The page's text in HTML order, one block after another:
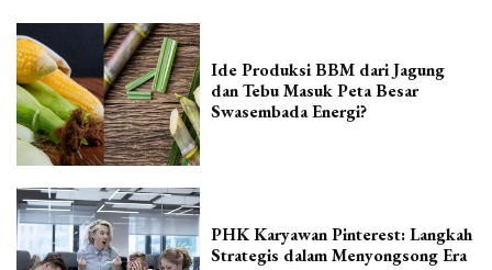
Ide Produksi BBM dari Jagung
dan Tebu Masuk Peta Besar
Swasembada Energi?
PHK Karyawan Pinterest: Langkah
Strategis dalam Menyongsong Era